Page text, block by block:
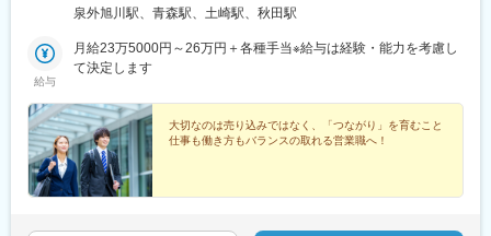
いた基盤を大切にしながら、時代に即した変革を進め、新しい風
とりが夢を持ち、その夢に向かって自信を持って挑戦する姿勢を
大切にするという思いが込められています。
戦と発展を続けてまいります。社員と共に、そして地域と共に、
成長を続けていく企業でありたいと考えています。
変更の範囲：会社の定める業務
採用中◎経験豊富なベテランメンバーが中心に活躍中■青森営業所
分・仙台本社やスリーボンドグループ本社（東京都八王子市）に
て研修や会議を行うため、年数回の出張あり・受動喫煙対策あ
織強化やキャリア育成を目的に異動の可能性はあります）
泉外旭川駅、青森駅、土崎駅、秋田駅
給与
月給23万5000円～26万円＋各種手当※給与は経験・能力を考慮し
て決定します
大切なのは売り込みではなく、「つながり」を育むこと
仕事も働き方もバランスの取れる営業職へ！